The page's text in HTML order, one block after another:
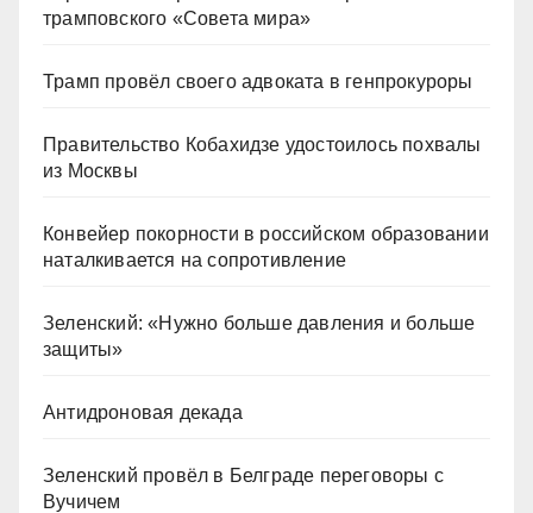
трамповского «Совета мира»
Трамп провёл своего адвоката в генпрокуроры
Правительство Кобахидзе удостоилось похвалы
из Москвы
Конвейер покорности в российском образовании
наталкивается на сопротивление
Зеленский: «Нужно больше давления и больше
защиты»
Антидроновая декада
Зеленский провёл в Белграде переговоры с
Вучичем